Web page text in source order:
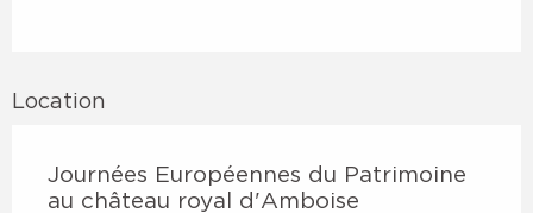
Location
Journées Européennes du Patrimoine
au château royal d'Amboise